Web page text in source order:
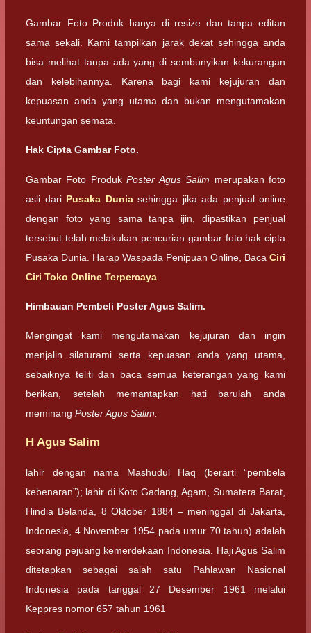
Gambar Foto Produk hanya di resize dan tanpa editan
sama sekali. Kami tampilkan jarak dekat sehingga anda
bisa melihat tanpa ada yang di sembunyikan kekurangan
dan kelebihannya. Karena bagi kami kejujuran dan
kepuasan anda yang utama dan bukan mengutamakan
keuntungan semata.
Hak Cipta Gambar Foto.
Gambar Foto ProdukPoster Agus Salim merupakan foto
asli dari Pusaka Duniasehingga jika ada penjual online
dengan foto yang sama tanpa ijin, dipastikan penjual
tersebut telah melakukan pencurian gambar foto hak cipta
Pusaka Dunia. Harap Waspada Penipuan Online, Baca Ciri
Ciri Toko Online Terpercaya
Himbauan Pembeli Poster Agus Salim.
Mengingat kami mengutamakan kejujuran dan ingin
menjalin silaturami serta kepuasan anda yang utama,
sebaiknya teliti dan baca semua keterangan yang kami
berikan, setelah memantapkan hati barulah anda
meminang Poster Agus Salim.
H Agus Salim
lahir dengan nama Mashudul Haq (berarti “pembela
kebenaran”); lahir di Koto Gadang, Agam, Sumatera Barat,
Hindia Belanda, 8 Oktober 1884 – meninggal di Jakarta,
Indonesia, 4 November 1954 pada umur 70 tahun) adalah
seorang pejuang kemerdekaan Indonesia. Haji Agus Salim
ditetapkan sebagai salah satu Pahlawan Nasional
Indonesia pada tanggal 27 Desember 1961 melalui
Keppres nomor 657 tahun 1961